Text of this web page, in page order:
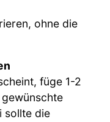
ohne die
füge 1-2
sollte die